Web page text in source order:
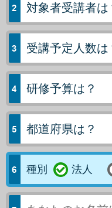
対象者受講者は
受講予定人数は
研修予算は？
都道府県は？
種別 法人